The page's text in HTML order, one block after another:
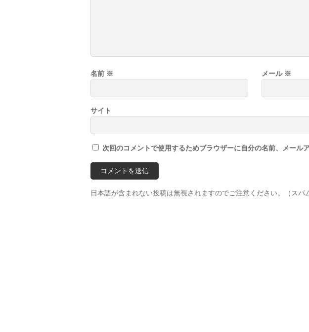
名前 ※ メール ※
サイト
次回のコメントで使用するためブラウザーに自分の名前、メール
日本語が含まれない投稿は無視されますのでご注意ください。（スパ